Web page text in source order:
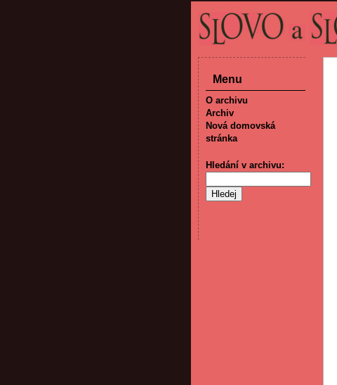
Menu
O archivu
Archiv
Nová domovská
stránka
Hledání v archivu: